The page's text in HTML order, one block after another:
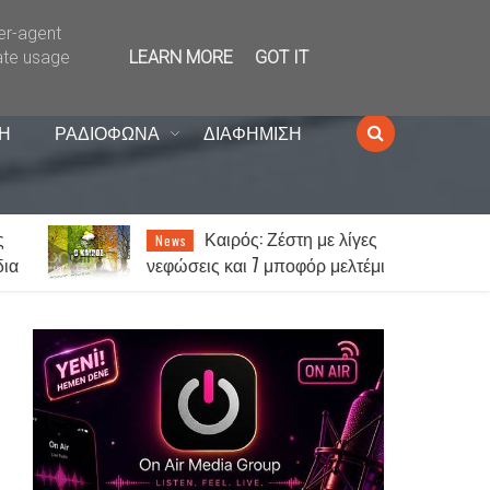
ΡΑΔΙΟΦΩΝΑ ΔΙΑΦΗΜΙΣΗ
News
Καιρός: Ζέστη με λίγες
νεφώσεις και 7 μποφόρ μελτέμι
agent
usage
LEARN MORE GOT IT